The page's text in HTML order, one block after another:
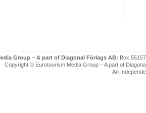
Group – A part of Diagonal Förlags AB: Box
Copyright © Eurotourism Media Group – A part of
An